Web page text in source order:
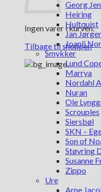
Ingen varer i kurven.
Tilbage til shoppen
Georg
Heiring
Hultquist
Jan
Joanli Nor
Smykker
Lund
Marrya
Nordahl
Nuran
Ole
Scrouples
Siersbøl
SKN –
Son of
Støvring
Susanne
Zippo
Ure
Arne